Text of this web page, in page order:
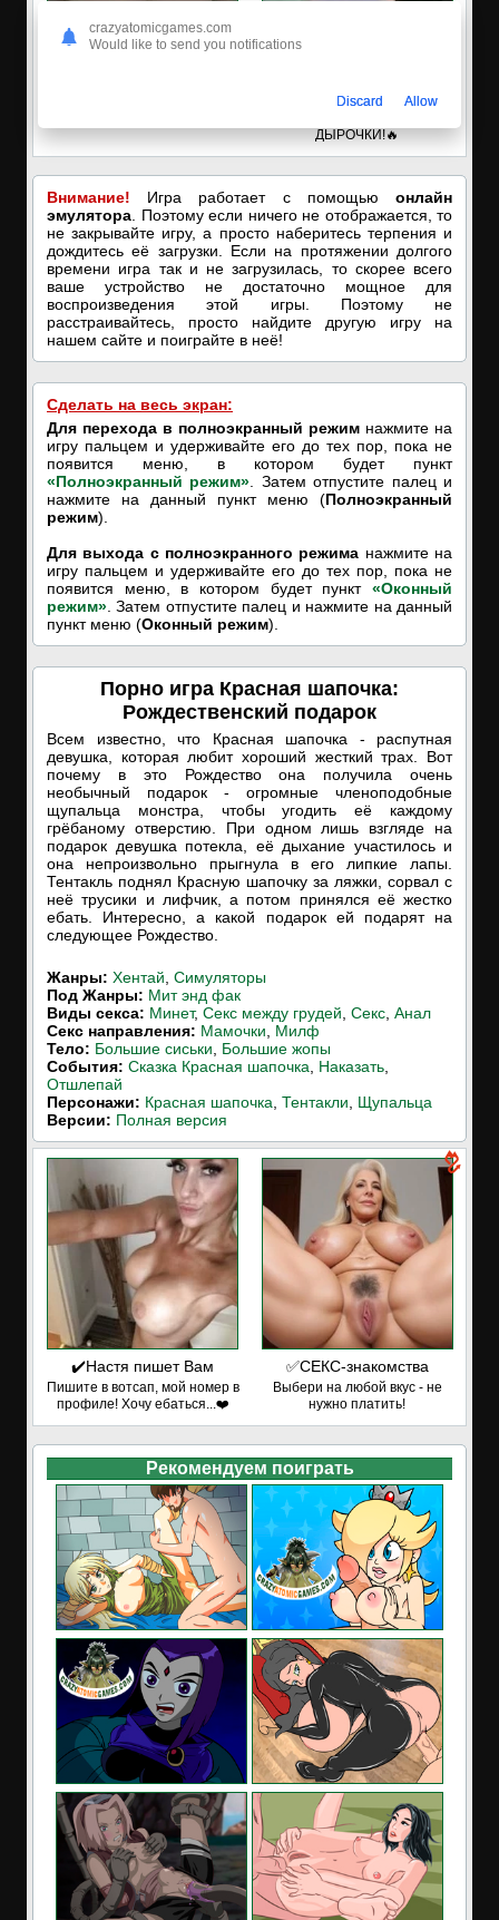
✅ЗАХОДИ, ПОДРОЧИМ!
ДЫРОЧКИ!🔥
Внимание! Игра работает с помощью онлайн
эмулятора . Поэтому если ничего не отображается, то
не закрывайте игру, а просто наберитесь терпения и
дождитесь её загрузки. Если на протяжении долгого
времени игра так и не загрузилась, то скорее всего
ваше устройство не достаточно мощное для
воспроизведения этой игры. Поэтому не
расстраивайтесь, просто найдите другую игру на
нашем сайте и поиграйте в неё!
Сделать на весь экран:
Для перехода в полноэкранный режим нажмите на
игру пальцем и удерживайте его до тех пор, пока не
появится меню, в котором будет пункт
«Полноэкранный режим» . Затем отпустите палец и
нажмите на данный пункт меню (Полноэкранный
режим).
Для выхода с полноэкранного режима нажмите на
игру пальцем и удерживайте его до тех пор, пока не
появится меню, в котором будет пункт «Оконный
режим» . Затем отпустите палец и нажмите на данный
пункт меню (Оконный режим).
Порно игра Красная шапочка:
Рождественский подарок
Всем известно, что Красная шапочка - распутная
девушка, которая любит хороший жесткий трах. Вот
почему в это Рождество она получила очень
необычный подарок - огромные членоподобные
щупальца монстра, чтобы угодить её каждому
грёбаному отверстию. При одном лишь взгляде на
подарок девушка потекла, её дыхание участилось и
она непроизвольно прыгнула в его липкие лапы.
Тентакль поднял Красную шапочку за ляжки, сорвал с
неё трусики и лифчик, а потом принялся её жестко
ебать. Интересно, а какой подарок ей подарят на
следующее Рождество.
Жанры: Хентай Симуляторы
Под Жанры: Мит энд фак
Виды секса: Минет, Секс между грудей Секс Анал
Cекс направления: Мамочки
Милф
Тело: Большие сиськи
Большие жопы
События: Сказка Красная шапочка Наказать
Отшлепай
Персонажи: Красная шапочка Тентакли
Щупальца
Версии: Полная версия
✔️Настя пишет Вам
Пишите в вотсап, мой номер в
профиле! Хочу ебаться...❤️
✅СЕКС-знакомства
Выбери на любой вкус - не
нужно платить!
Рекомендуем поиграть
crazyatomicgames.com
Would like to send you notifications
Discard Allow